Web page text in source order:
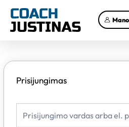
prie
turinio
Prisijungimas